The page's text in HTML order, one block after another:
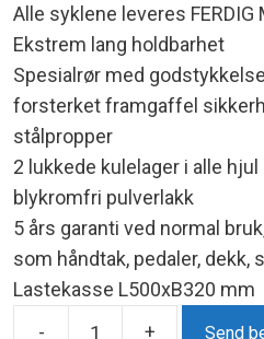
pris
var:
kr 3.090,00.
pris
er:
kr
Alle syklene leveres FERDIG
Ekstrem lang holdbarhet
Spesialrør med
forsterket framgaffel
stålpropper
2 lukkede kulelager i alle hjul
blykromfri pulverlakk
5 års garanti ved normal
som håndtak, pedaler, dekk,
Lastekasse L500xB320 mm
-
+ Send